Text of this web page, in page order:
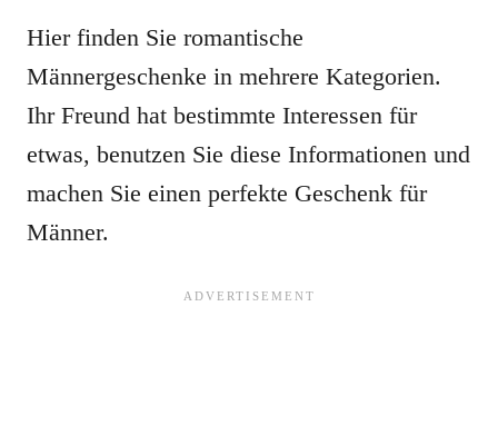
Hier finden Sie romantische
Männergeschenke in mehrere Kategorien.
Ihr Freund hat bestimmte Interessen für
etwas, benutzen Sie diese Informationen und
machen Sie einen perfekte Geschenk für
Männer.